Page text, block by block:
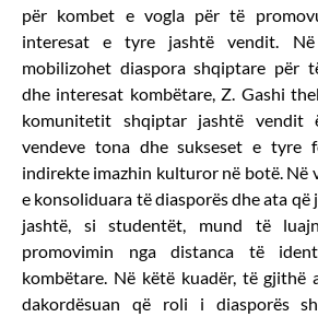
për kombet e vogla për të
interesat e tyre jashtë vendit.
mobilizohet diaspora shqiptare për
dhe interesat kombëtare, Z. Gashi
komunitetit shqiptar jashtë vendit
vendeve tona dhe sukseset e tyre
indirekte imazhin kulturor në botë. Në
e konsoliduara të diasporës dhe ata
jashtë, si studentët, mund të
promovimin nga distanca të
kombëtare. Në këtë kuadër, të gjithë
dakordësuan që roli i diasporës